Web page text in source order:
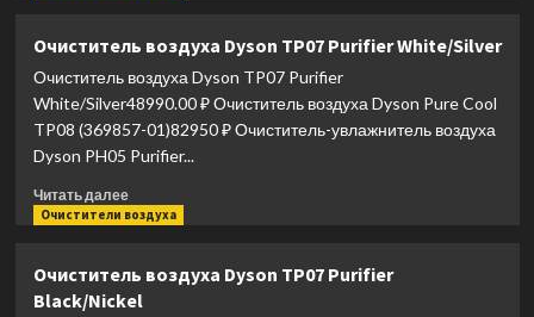
воздуха
Dyson
TP09
Purifier
Nickel/Gold
Очиститель воздуха Dyson TP07 Purifier White/Silver
Очиститель воздуха Dyson TP07 Purifier
White/Silver48990.00 ₽ Очиститель воздуха Dyson Pure Cool
TP08 (369857-01)82950 ₽ Очиститель-увлажнитель воздуха
Dyson PH05 Purifier...
Читать далееПрочитать
больше
воздуха
Dyson
Очистители воздуха
Очиститель воздуха Dyson TP07 Purifier
Black/Nickel